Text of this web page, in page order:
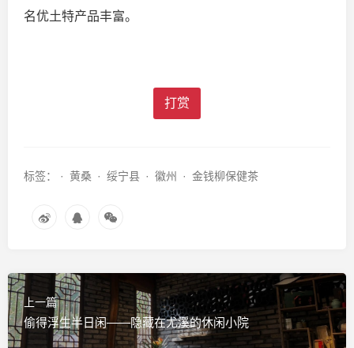
名优土特产品丰富。
打赏
标签： · 黄桑 · 绥宁县 · 徽州 · 金钱柳保健茶
上一篇
偷得浮生半日闲——隐藏在尤溪的休闲小院